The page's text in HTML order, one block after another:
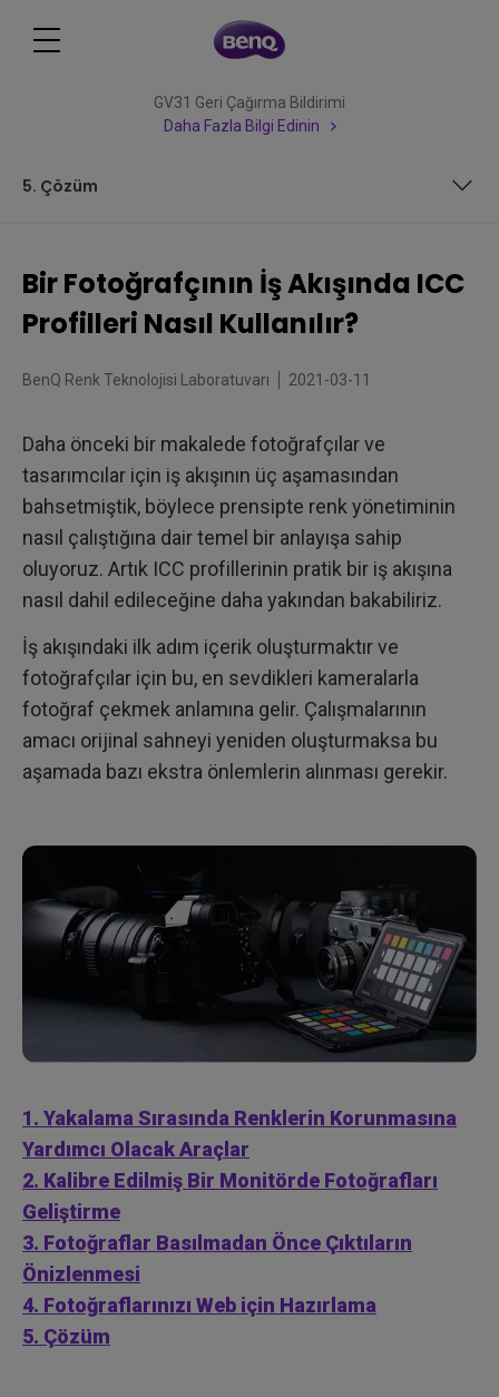
GV31 Geri Çağırma Bildirimi
Daha Fazla Bilgi Edinin
5. Çözüm
Olacak Araçlar
2. Kalibre Edilmiş Bir Monitörde Fotoğrafları Geliştirme
5. Çözüm
Bir Fotoğrafçının İş Akışında ICC
Profilleri Nasıl Kullanılır?
BenQ Renk Teknolojisi Laboratuvarı 2021-03-11
Daha önceki bir makalede fotoğrafçılar ve
tasarımcılar için iş akışının üç aşamasından
bahsetmiştik, böylece prensipte renk yönetiminin
nasıl çalıştığına dair temel bir anlayışa sahip
oluyoruz. Artık ICC profillerinin pratik bir iş akışına
nasıl dahil edileceğine daha yakından bakabiliriz.
İş akışındaki ilk adım içerik oluşturmaktır ve
fotoğrafçılar için bu, en sevdikleri kameralarla
fotoğraf çekmek anlamına gelir. Çalışmalarının
amacı orijinal sahneyi yeniden oluşturmaksa bu
aşamada bazı ekstra önlemlerin alınması gerekir.
1. Yakalama Sırasında Renklerin Korunmasına
Yardımcı Olacak Araçlar
2. Kalibre Edilmiş Bir Monitörde Fotoğrafları
Geliştirme
3. Fotoğraflar Basılmadan Önce Çıktıların
Önizlenmesi
4. Fotoğraflarınızı Web için Hazırlama
5. Çözüm